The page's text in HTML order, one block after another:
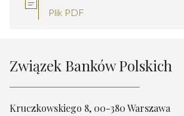
Plik PDF
Związek Banków Polskich
Kruczkowskiego 8, 00-380 Warszawa